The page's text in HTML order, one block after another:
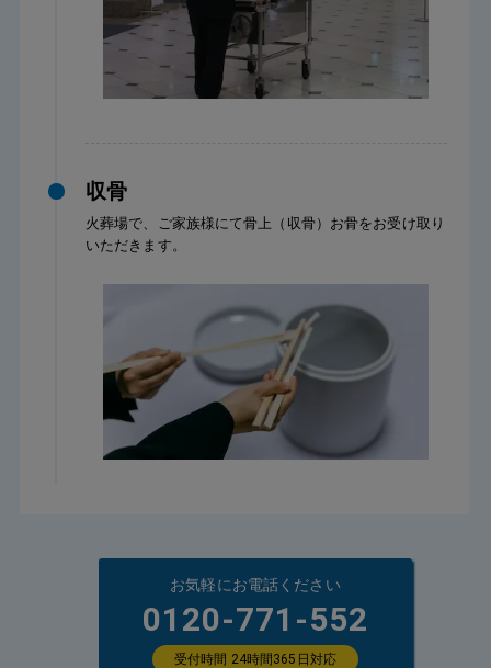
収骨
火葬場で、ご家族様にて骨上（収骨）お骨をお受け取り
いただきます。
お気軽にお電話ください
0120-771-552
受付時間 24時間365日対応